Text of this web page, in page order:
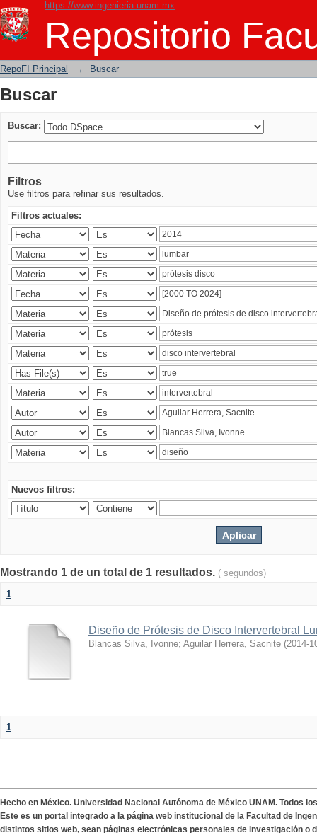
https://www.ingenieria.unam.mx
Repositorio
Buscar
RepoFI Principal → Buscar
Buscar
Buscar:
Filtros
Use filtros para refinar sus resultados.
Filtros actuales:
Nuevos filtros:
Mostrando 1 de un total de 1 resultados. ( segundos)
1
Diseño de Prótesis de Disco Intervertebral
Blancas Silva, Ivonne; Aguilar Herrera, Sacnite (2014-
1
Hecho en México. Universidad Nacional Autónoma de México UNAM. Todos
Este es un portal integrado a la página web institucional de la Facultad de
distintos sitios web, sean páginas electrónicas personales de investigación o